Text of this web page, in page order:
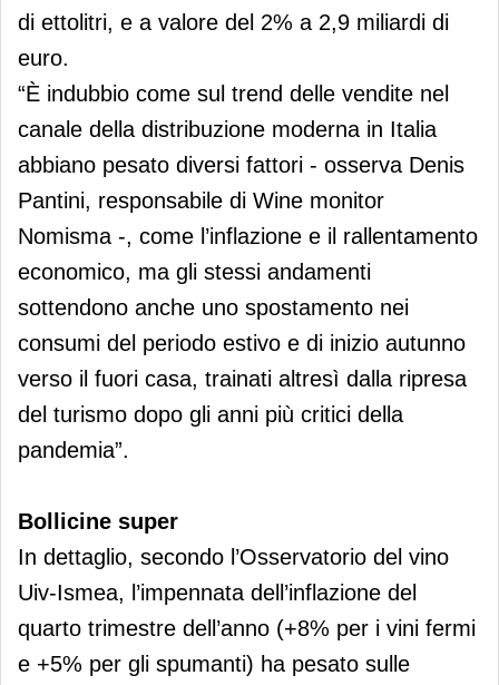
di ettolitri, e a valore del 2% a 2,9 miliardi di
euro.
“È indubbio come sul trend delle vendite nel
canale della distribuzione moderna in Italia
abbiano pesato diversi fattori - osserva Denis
Pantini, responsabile di Wine monitor
Nomisma -, come l’inflazione e il rallentamento
economico, ma gli stessi andamenti
sottendono anche uno spostamento nei
consumi del periodo estivo e di inizio autunno
verso il fuori casa, trainati altresì dalla ripresa
del turismo dopo gli anni più critici della
pandemia”.
Bollicine super
In dettaglio, secondo l’Osservatorio del vino
Uiv-Ismea, l’impennata dell’inflazione del
quarto trimestre dell’anno (+8% per i vini fermi
e +5% per gli spumanti) ha pesato sulle